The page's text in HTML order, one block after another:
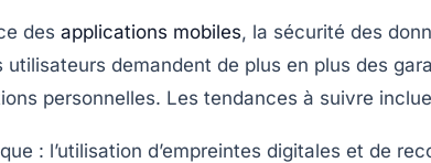
des applications mobiles, la sécurité des
demandent de plus en plus des
personnelles. Les tendances à suivre
: l’utilisation d’empreintes digitales et de